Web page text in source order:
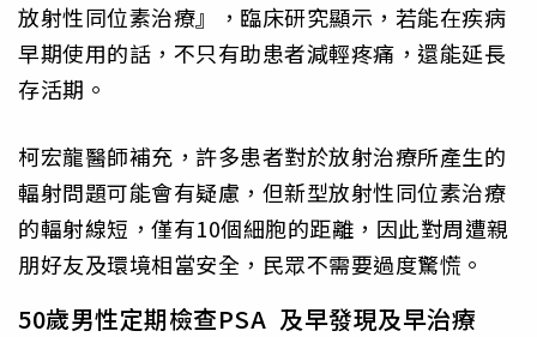
放射性同位素治療』，臨床研究顯示，若能在疾病
早期使用的話，不只有助患者減輕疼痛，還能延長
存活期。
柯宏龍醫師補充，許多患者對於放射治療所產生的
輻射問題可能會有疑慮，但新型放射性同位素治療
的輻射線短，僅有10個細胞的距離，因此對周遭親
朋好友及環境相當安全，民眾不需要過度驚慌。
50歲男性定期檢查PSA 及早發現及早治療